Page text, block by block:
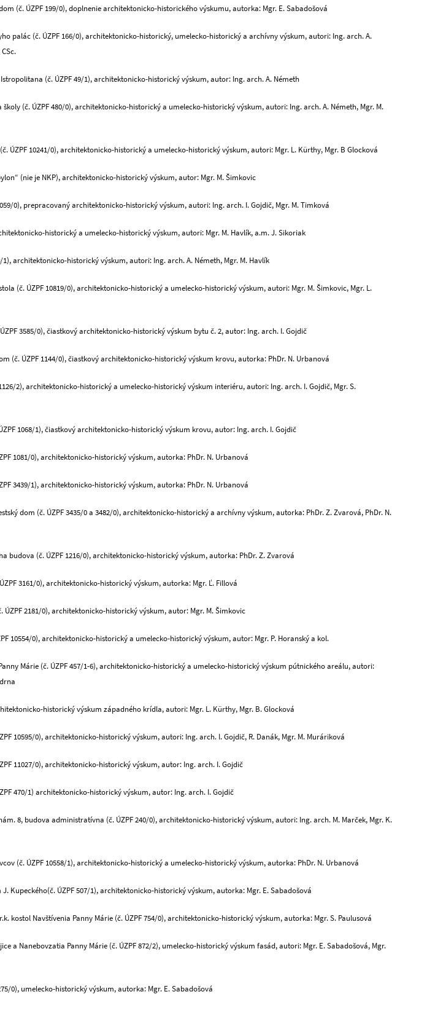
(č. ÚZPF 199/0), doplnenie architektonicko-historického výskumu, autorka: Mgr. E. Sabadošová
palác (č. ÚZPF 166/0), architektonicko-historický, umelecko-historický a archívny výskum, autori: Ing. arch. A.
(č. ÚZPF 49/1), architektonicko-historický výskum, autor: Ing. arch. A. Németh
(č. ÚZPF 480/0), architektonicko-historický a umelecko-historický výskum, autori: Ing. arch. A. Németh, Mgr. M.
ÚZPF 10241/0), architektonicko-historický a umelecko-historický výskum, autori: Mgr. L. Kürthy, Mgr. B Glocková
(nie je NKP), architektonicko-historický výskum, autor: Mgr. M. Šimkovic
0), prepracovaný architektonicko-historický výskum, autori: Ing. arch. I. Gojdič, Mgr. M. Timková
historický a umelecko-historický výskum, autori: Mgr. M. Havlík, a.m. J. Sikoriak
1), architektonicko-historický výskum, autori: Ing. arch. A. Németh, Mgr. M. Havlík
(č. ÚZPF 10819/0), architektonicko-historický a umelecko-historický výskum, autori: Mgr. M. Šimkovic, Mgr. L.
3585/0), čiastkový architektonicko-historický výskum bytu č. 2, autor: Ing. arch. I. Gojdič
(č. ÚZPF 1144/0), čiastkový architektonicko-historický výskum krovu, autorka: PhDr. N. Urbanová
2), architektonicko-historický a umelecko-historický výskum interiéru, autori: Ing. arch. I. Gojdič, Mgr. S.
1068/1), čiastkový architektonicko-historický výskum krovu, autor: Ing. arch. I. Gojdič
1081/0), architektonicko-historický výskum, autorka: PhDr. N. Urbanová
3439/1), architektonicko-historický výskum, autorka: PhDr. N. Urbanová
dom (č. ÚZPF 3435/0 a 3482/0), architektonicko-historický a archívny výskum, autorka: PhDr. Z. Zvarová, PhDr. N.
budova (č. ÚZPF 1216/0), architektonicko-historický výskum, autorka: PhDr. Z. Zvarová
3161/0), architektonicko-historický výskum, autorka: Mgr. Ľ. Fillová
2181/0), architektonicko-historický výskum, autor: Mgr. M. Šimkovic
10554/0), architektonicko-historický a umelecko-historický výskum, autor: Mgr. P. Horanský a kol.
Márie (č. ÚZPF 457/1-6), architektonicko-historický a umelecko-historický výskum pútnického areálu, autori:
historický výskum západného krídla, autori: Mgr. L. Kürthy, Mgr. B. Glocková
10595/0), architektonicko-historický výskum, autori: Ing. arch. I. Gojdič, R. Danák, Mgr. M. Muráriková
11027/0), architektonicko-historický výskum, autor: Ing. arch. I. Gojdič
470/1) architektonicko-historický výskum, autor: Ing. arch. I. Gojdič
8, budova administratívna (č. ÚZPF 240/0), architektonicko-historický výskum, autori: Ing. arch. M. Marček, Mgr. K.
(č. ÚZPF 10558/1), architektonicko-historický a umelecko-historický výskum, autorka: PhDr. N. Urbanová
Kupeckého(č. ÚZPF 507/1), architektonicko-historický výskum, autorka: Mgr. E. Sabadošová
kostol Navštívenia Panny Márie (č. ÚZPF 754/0), architektonicko-historický výskum, autorka: Mgr. S. Paulusová
a Nanebovzatia Panny Márie (č. ÚZPF 872/2), umelecko-historický výskum fasád, autori: Mgr. E. Sabadošová, Mgr.
0), umelecko-historický výskum, autorka: Mgr. E. Sabadošová